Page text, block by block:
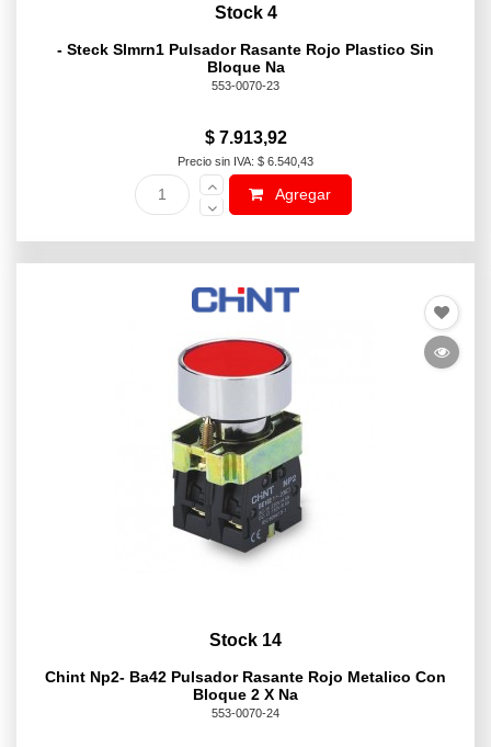
Stock 4
- Steck Slmrn1 Pulsador Rasante Rojo Plastico Sin
Bloque Na
553-0070-23
$ 7.913,92
Precio sin IVA: $ 6.540,43
Agregar
Stock 14
Chint Np2- Ba42 Pulsador Rasante Rojo Metalico Con
Bloque 2 X Na
553-0070-24